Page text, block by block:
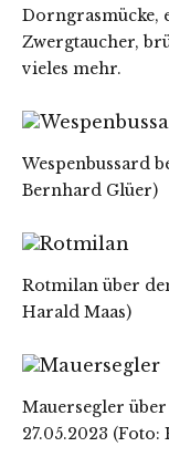
Dorngrasmücke,
Zwergtaucher,
vieles mehr.
Wespenbussard
Bernhard Glüer)
Rotmilan über
Harald Maas)
Mauersegler
27.05.2023 (Foto: